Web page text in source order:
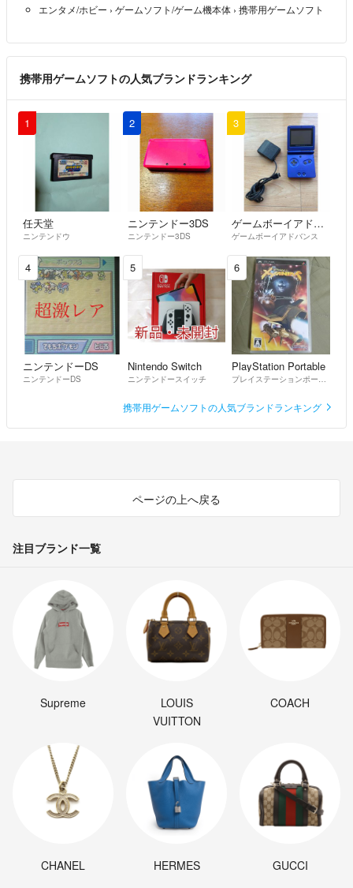
エンタメ/ホビー › ゲームソフト/ゲーム機本体 › 携帯用ゲームソフト
携帯用ゲームソフトの人気ブランドランキング
1
任天堂
ニンテンドウ
2
ニンテンドー3DS
ニンテンドー3DS
3
ゲームボーイアドバンス
ゲームボーイアドバンス
4
ニンテンドーDS
ニンテンドーDS
5
Nintendo Switch
ニンテンドースイッチ
6
PlayStation Portable
プレイステーションポータブル
携帯用ゲームソフトの人気ブランドランキング
ページの上へ戻る
注目ブランド一覧
Supreme
LOUIS
VUITTON
COACH
CHANEL HERMES GUCCI